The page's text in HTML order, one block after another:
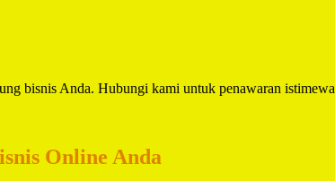
bisnis Anda. Hubungi kami untuk penawaran istimewa
Online Anda